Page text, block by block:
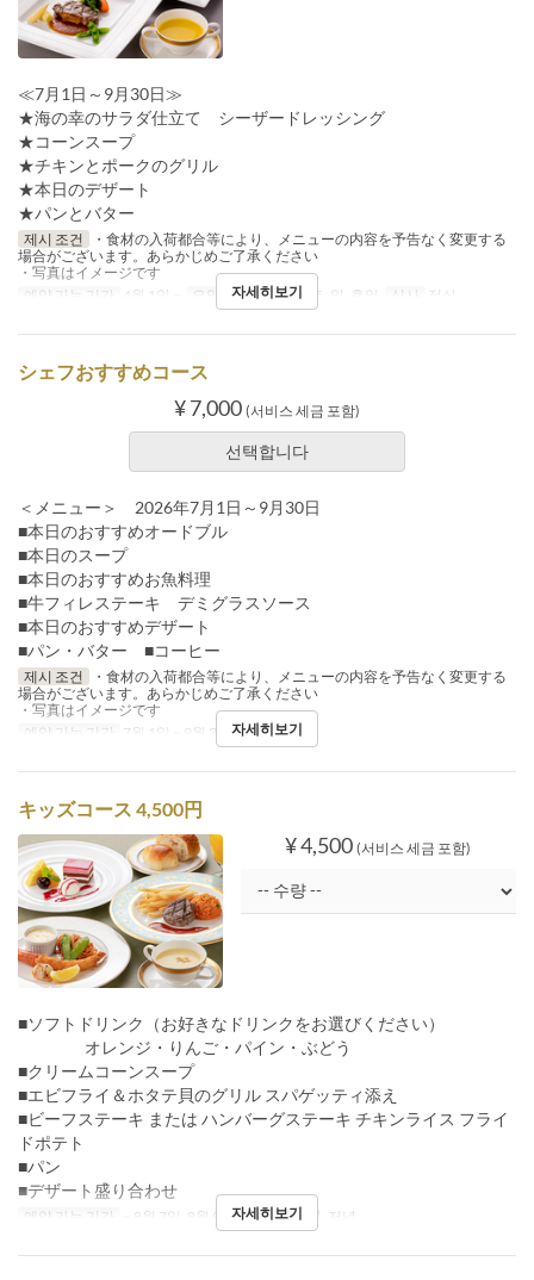
≪7月1日～9月30日≫
★海の幸のサラダ仕立て シーザードレッシング
★コーンスープ
★チキンとポークのグリル
★本日のデザート
★パンとバター
제시 조건
・食材の入荷都合等により、メニューの内容を予告なく変更する
場合がございます。あらかじめご了承ください
・写真はイメージです
예약 가능 기간
4월 1일 ~ 요일 화, 수, 목, 금, 토, 일, 휴일 식사 점심
자세히보기
シェフおすすめコース
¥ 7,000 (서비스 세금 포함)
선택합니다
＜メニュー＞ 2026年7月1日～9月30日
■本日のおすすめオードブル
■本日のスープ
■本日のおすすめお魚料理
■牛フィレステーキ デミグラスソース
■本日のおすすめデザート
■パン・バター ■コーヒー
제시 조건
・食材の入荷都合等により、メニューの内容を予告なく変更する
場合がございます。あらかじめご了承ください
・写真はイメージです
예약 가능 기간
7월 1일 ~ 9월 30일 식사 점심
자세히보기
キッズコース 4,500円
¥ 4,500 (서비스 세금 포함)
■ソフトドリンク（お好きなドリンクをお選びください）
オレンジ・りんご・パイン・ぶどう
■クリームコーンスープ
■エビフライ＆ホタテ貝のグリル スパゲッティ添え
■ビーフステーキ または ハンバーグステーキ チキンライス フライ
ドポテト
■パン
■デザート盛り合わせ
예약 가능 기간 ~ 8월 7일, 8월 9일 ~ 식사 점심, 저녁
자세히보기